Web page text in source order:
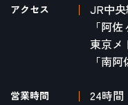
アクセス
JR中
「阿
東京メ
「南
営業時間 24時間